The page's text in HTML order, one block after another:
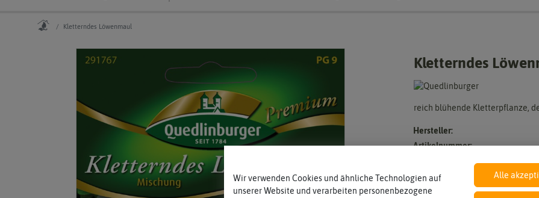
Kletterndes Löwenmaul
Kletterndes
reich blühende Kletterpflanze,
Hersteller:
Artikelnummer:
Wir verwenden Cookies und ähnliche Technologien auf
unserer Website und verarbeiten personenbezogene
Alle